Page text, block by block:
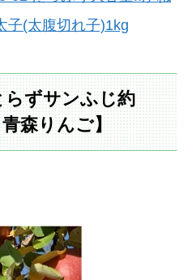
子(太腹切れ子)1kg
ずサンふじ約
森りんご】